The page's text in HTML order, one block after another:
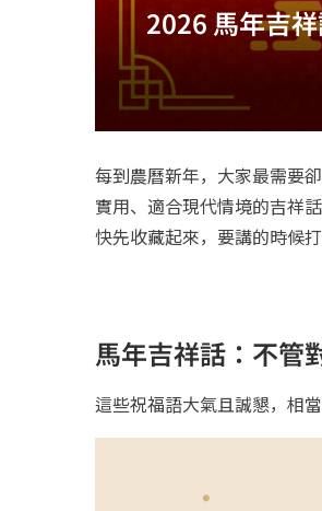
2026 馬年吉
每到農曆新年，大家最需要
實用、適合現代情境的吉祥
快先收藏起來，要講的時候
馬年吉祥話：不管
這些祝福語大氣且誠懇，相